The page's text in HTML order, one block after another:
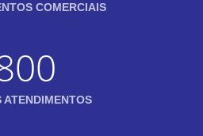
COMERCIAIS
ATENDIMENTOS